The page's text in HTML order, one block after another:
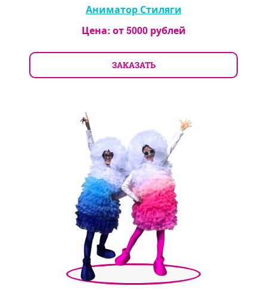
Аниматор Стиляги
Цена: от5000рублей
ЗАКАЗАТЬ